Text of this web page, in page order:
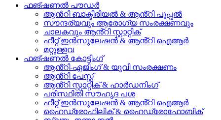
ഫങ്ഷണൽ പൗഡർ
ആൻറി ബാക്ടീരിയൽ & ആൻ്റി പൂപ്പൽ
സൗന്ദര്യവും ആരോഗ്യ സംരക്ഷണവും
ചാലകവും ആൻ്റി സ്റ്റാറ്റിക്
ഹീറ്റ് ഇൻസുലേഷൻ & ആൻ്റി ഐആർ
മറ്റുള്ളവ
ഫങ്ഷണൽ കോട്ടിംഗ്
ആൻ്റി-ഏജിംഗ് & യുവി സംരക്ഷണം
ആൻ്റി പേസ്റ്റ്
ആൻ്റി സ്റ്റാറ്റിക് & ഹാർഡനിംഗ്
പരിസ്ഥിതി സൗഹൃദ പശ
ഹീറ്റ് ഇൻസുലേഷൻ & ആൻ്റി ഐആർ
ഹൈഡ്രോഫിലിക് & ഹൈഡ്രോഫോബിക്